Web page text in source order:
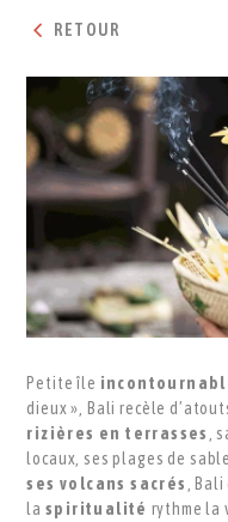
RETOUR
Petite île
dieux », Bali recèle
rizières en terrasses
,
locaux, ses plages de
ses volcans sacrés
,
la spiritualité rythme la